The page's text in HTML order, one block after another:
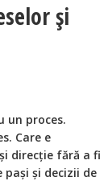
și
un proces.
Care e
direcție fără a fi
și decizii de